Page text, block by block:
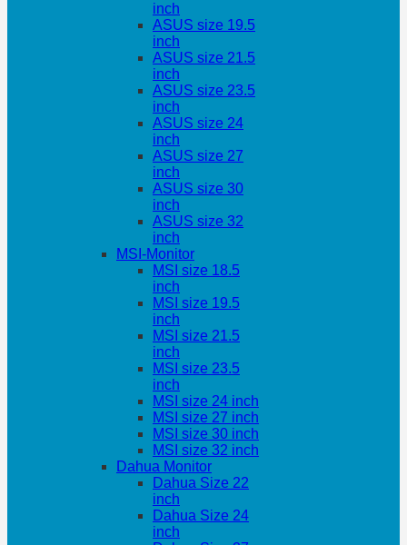
inch
ASUS size 19.5
inch
ASUS size 21.5
inch
ASUS size 23.5
inch
ASUS size 24
inch
ASUS size 27
inch
ASUS size 30
inch
ASUS size 32
inch
MSI-Monitor
MSI size 18.5
inch
MSI size 19.5
inch
MSI size 21.5
inch
MSI size 23.5
inch
MSI size 24 inch
MSI size 27 inch
MSI size 30 inch
MSI size 32 inch
Dahua Monitor
Dahua Size 22
inch
Dahua Size 24
inch